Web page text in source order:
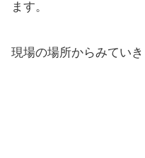
ます。
現場の場所からみていき